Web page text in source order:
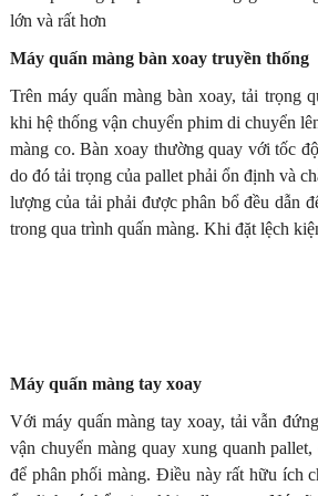
lớn và rất hơn
Máy quấn màng bàn xoay truyền thống
Trên máy quấn màng bàn xoay, tải trọng
khi hệ thống vận chuyển phim di chuyển
màng co. Bàn xoay thường quay với tốc
do đó tải trọng của pallet phải ổn định và
lượng của tải phải được phân bổ đều dẫn
trong qua trình quấn màng. Khi đặt lệch
Máy quấn màng tay xoay
Với máy quấn màng tay xoay, tải vẫn
vận chuyển màng quay xung quanh
để phân phối màng. Điều này rất hữu ích